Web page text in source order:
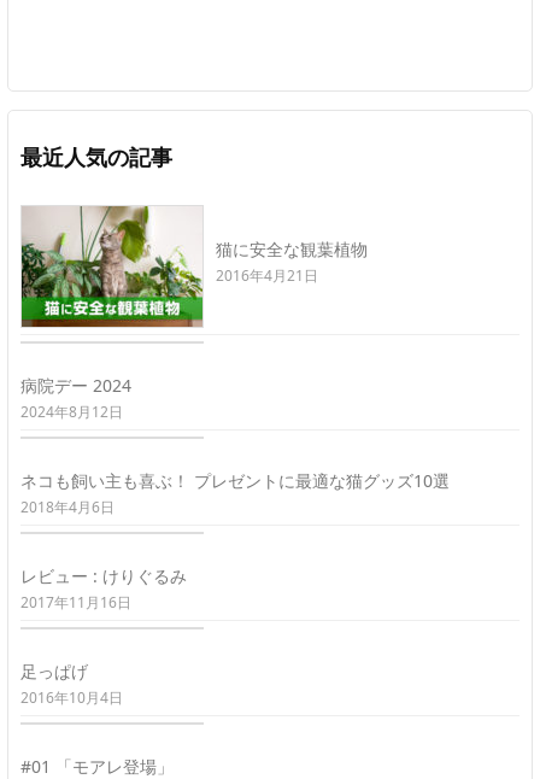
最近人気の記事
猫に安全な観葉植物
2016年4月21日
病院デー 2024
2024年8月12日
ネコも飼い主も喜ぶ！ プレゼントに最適な猫グッズ10選
2018年4月6日
レビュー : けりぐるみ
2017年11月16日
足っぱげ
2016年10月4日
#01 「モアレ登場」